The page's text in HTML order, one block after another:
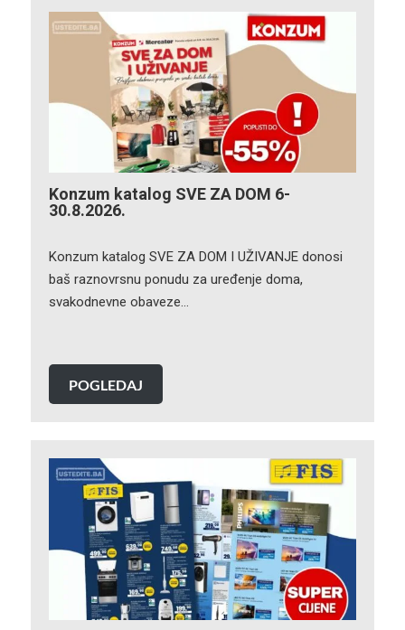
Konzum katalog SVE ZA DOM 6-
30.8.2026.
Konzum katalog SVE ZA DOM I UŽIVANJE donosi
baš raznovrsnu ponudu za uređenje doma,
svakodnevne obaveze…
POGLEDAJ